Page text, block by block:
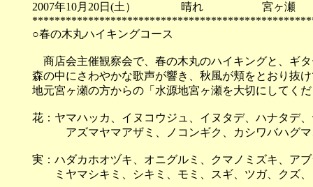
2007年10月20日(土） 晴れ 宮ヶ瀬
○春の木丸ハイキングコース
商店会主催観察会で、春の木丸のハイキングと、ギ
森の中にさわやかな歌声が響き、秋風が頬をとおり抜
地元宮ヶ瀬の方からの「水源地宮ヶ瀬を大切にしてく
花：ヤマハッカ、イヌコウジュ、イヌタデ、ハナタデ
アズマヤマアザミ、ノコンギク、カシワバハグマ
実：ハダカホオヅキ、オニグルミ、クマノミズキ、ア
ミヤマシキミ、シキミ、モミ、スギ、ツガ、クズ、